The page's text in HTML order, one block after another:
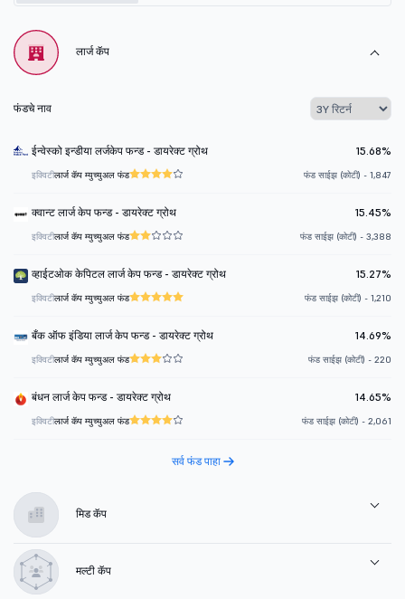
लार्ज कॅप
फंडचे नाव
ईन्वेस्को इन्डीया लर्जकेप फन्ड - डायरेक्ट ग्रोथ 15.68%
इक्विटीलार्ज कॅप म्युच्युअल फंड फंड साईझ (कोटी) - 1,847
क्वान्ट लार्ज केप फन्ड - डायरेक्ट ग्रोथ 15.45%
इक्विटीलार्ज कॅप म्युच्युअल फंड फंड साईझ (कोटी) - 3,388
व्हाईटओक केपिटल लार्ज केप फन्ड - डायरेक्ट ग्रोथ 15.27%
इक्विटीलार्ज कॅप म्युच्युअल फंड फंड साईझ (कोटी) - 1,210
बँक ऑफ इंडिया लार्ज केप फन्ड - डायरेक्ट ग्रोथ 14.69%
इक्विटीलार्ज कॅप म्युच्युअल फंड फंड साईझ (कोटी) - 220
बंधन लार्ज केप फन्ड - डायरेक्ट ग्रोथ 14.65%
इक्विटीलार्ज कॅप म्युच्युअल फंड फंड साईझ (कोटी) - 2,061
सर्व फंड पाहा
मिड कॅप
मल्टी कॅप